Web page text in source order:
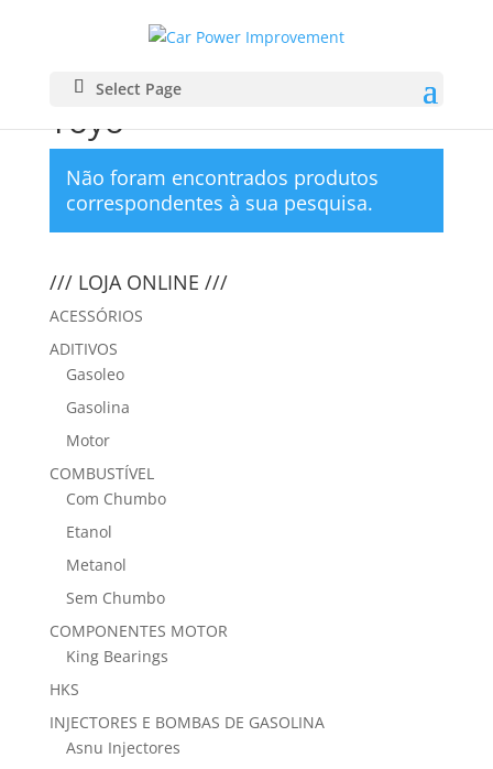
Select Page
Início
Toyo
Não foram encontrados produtos
correspondentes à sua pesquisa.
/// LOJA ONLINE ///
ACESSÓRIOS
ADITIVOS
Gasoleo
Gasolina
Motor
COMBUSTÍVEL
Com Chumbo
Etanol
Metanol
Sem Chumbo
COMPONENTES MOTOR
King Bearings
HKS
INJECTORES E BOMBAS DE GASOLINA
Asnu Injectores